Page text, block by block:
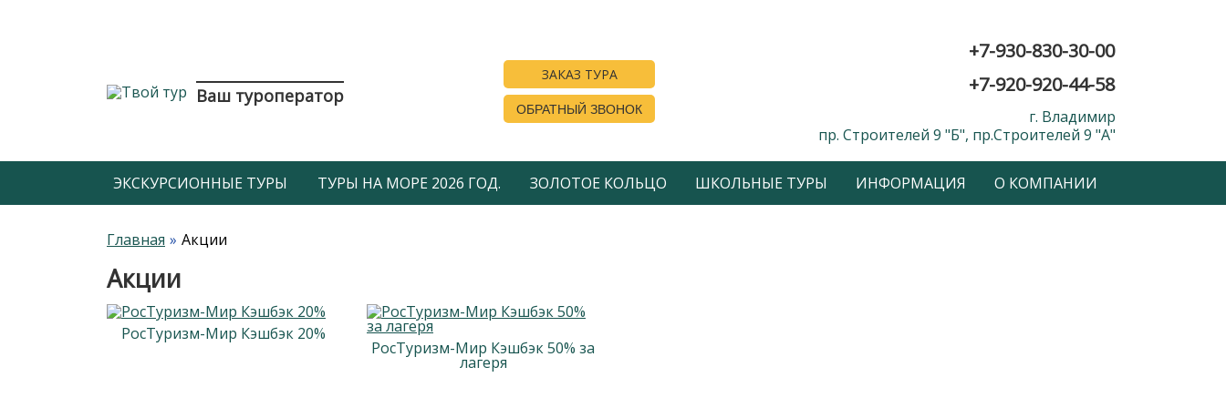
Ваш туроператор
ЗАКАЗ ТУРА
ОБРАТНЫЙ ЗВОНОК
+7-930-830-30-00
+7-920-920-44-58
г. Владимир
пр. Строителей 9 "Б", пр.Строителей 9 "А"
ЭКСКУРСИОННЫЕ ТУРЫ ТУРЫ НА МОРЕ 2026 ГОД. ЗОЛОТОЕ КОЛЬЦО ШКОЛЬНЫЕ ТУРЫ ИНФОРМАЦИЯ О КОМПАНИИ
Главная Акции
Акции
РосТуризм-Мир Кэшбэк 20%
РосТуризм-Мир Кэшбэк 50% за
лагеря